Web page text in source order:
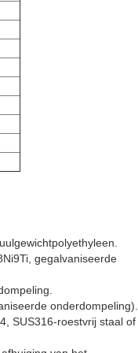
gegalvaniseerde
onderdompeling).
SUS316-roestvrij staal of